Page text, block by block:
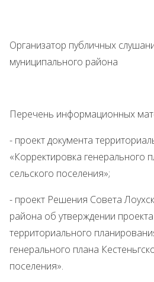
Организатор публичных
муниципального района
Перечень информационных
- проект документа
«Корректировка генерального
сельского поселения»;
- проект Решения Совета
района об утверждении
территориального
генерального плана
поселения».